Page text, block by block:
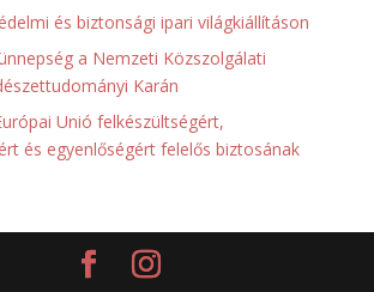
és biztonsági ipari világkiállításon
a Nemzeti Közszolgálati
Karán
Unió felkészültségért,
és egyenlőségért felelős biztosának